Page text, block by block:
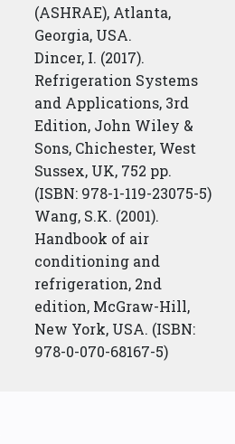
(ASHRAE), Atlanta,
Georgia, USA.
Dincer, I. (2017).
Refrigeration Systems
and Applications, 3rd
Edition, John Wiley &
Sons, Chichester, West
Sussex, UK, 752 pp.
(ISBN: 978-1-119-23075-5)
Wang, S.K. (2001).
Handbook of air
conditioning and
refrigeration, 2nd
edition, McGraw-Hill,
New York, USA. (ISBN:
978-0-070-68167-5)